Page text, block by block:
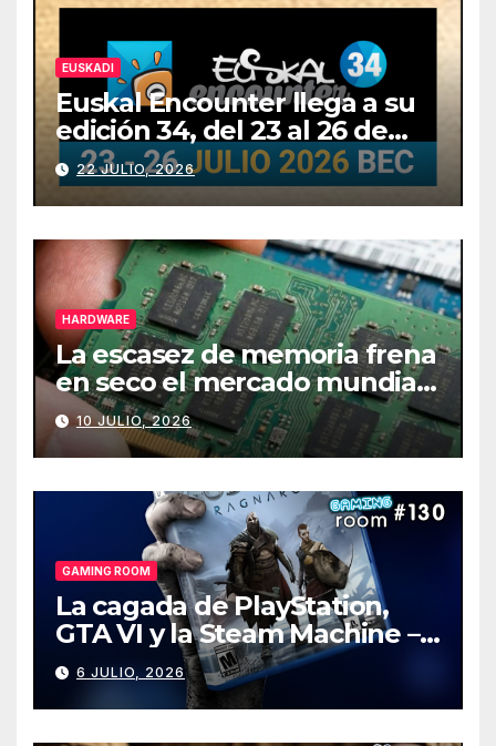
EUSKADI
Euskal Encounter llega a su
edición 34, del 23 al 26 de
julio
22 JULIO, 2026
HARDWARE
La escasez de memoria frena
en seco el mercado mundial
de PCs
10 JULIO, 2026
GAMING ROOM
La cagada de PlayStation,
GTA VI y la Steam Machine –
Gaming Room #130
6 JULIO, 2026